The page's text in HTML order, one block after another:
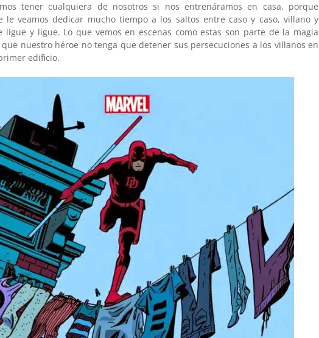
tener cualquiera de nosotros si nos entrenáramos en casa, porque
le veamos dedicar mucho tiempo a los saltos entre caso y caso, villano y
ligue y ligue. Lo que vemos en escenas como estas son parte de la magia
que nuestro héroe no tenga que detener sus persecuciones a los villanos en
edificio.